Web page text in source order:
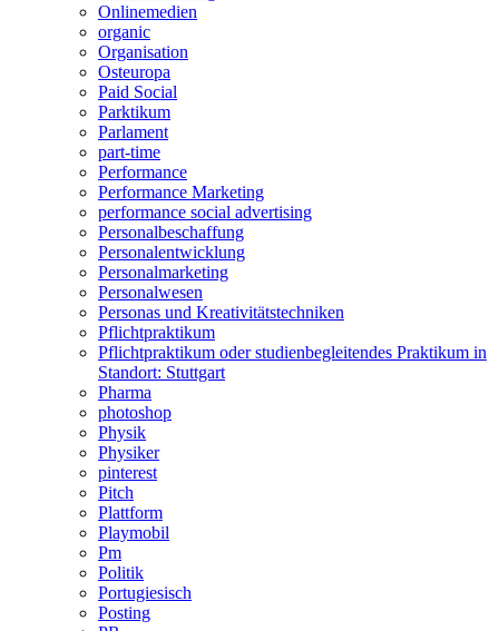
Onlinemedien
organic
Organisation
Osteuropa
Paid Social
Parktikum
Parlament
part-time
Performance
Performance Marketing
performance social advertising
Personalbeschaffung
Personalentwicklung
Personalmarketing
Personalwesen
Personas und Kreativitätstechniken
Pflichtpraktikum
Pflichtpraktikum oder studienbegleitendes Praktikum in
Standort: Stuttgart
Pharma
photoshop
Physik
Physiker
pinterest
Pitch
Plattform
Playmobil
Pm
Politik
Portugiesisch
Posting